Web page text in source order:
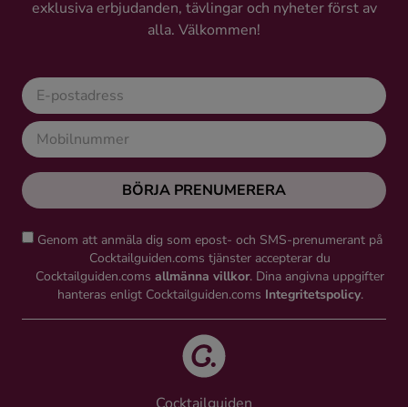
exklusiva erbjudanden, tävlingar och nyheter först av
alla. Välkommen!
BÖRJA PRENUMERERA
Genom att anmäla dig som epost- och SMS-prenumerant på
Cocktailguiden.coms tjänster accepterar du
Cocktailguiden.coms allmänna villkor. Dina angivna uppgifter
hanteras enligt Cocktailguiden.coms Integritetspolicy.